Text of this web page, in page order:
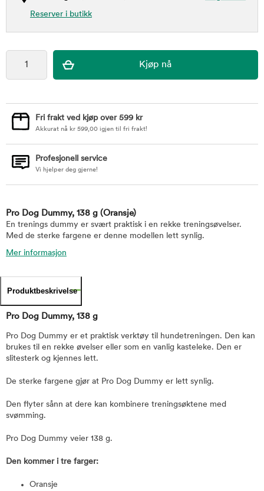
Reserver i butikk
Fri frakt ved kjøp over 599 kr
Akkurat nå kr 599,00 igjen til fri frakt!
Profesjonell service
Vi hjelper deg gjerne!
Pro Dog Dummy, 138 g (Oransje)
En trenings dummy er svært praktisk i en rekke treningsøvelser.
Med de sterke fargene er denne modellen lett synlig.
Mer informasjon
Produktbeskrivelse
Pro Dog Dummy, 138 g
Pro Dog Dummy er et praktisk verktøy til hundetreningen. Den kan
brukes til en rekke øvelser eller som en vanlig kasteleke. Den er
slitesterk og kjennes lett.
De sterke fargene gjør at Pro Dog Dummy er lett synlig.
Den flyter sånn at dere kan kombinere treningsøktene med
svømming.
Pro Dog Dummy veier 138 g.
Den kommer i tre farger:
Oransje